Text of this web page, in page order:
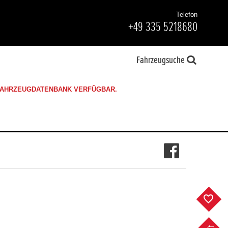
Telefon
+49 335 5218680
Fahrzeugsuche
VERFÜGBAR.